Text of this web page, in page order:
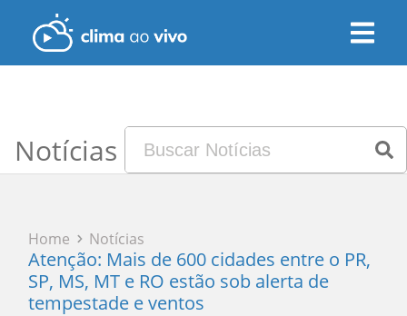
Notícias
Home Notícias
Atenção: Mais de 600 cidades entre o PR,
SP, MS, MT e RO estão sob alerta de
tempestade e ventos